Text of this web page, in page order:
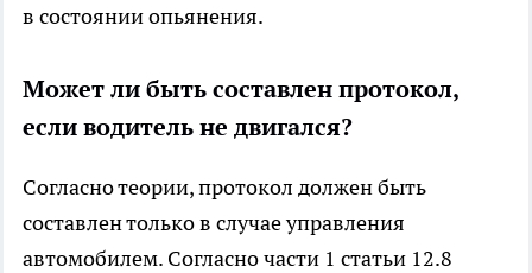
в состоянии опьянения.
Может ли быть составлен протокол,
если водитель не двигался?
Согласно теории, протокол должен быть
составлен только в случае управления
автомобилем. Согласно части 1 статьи 12.8